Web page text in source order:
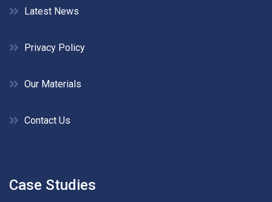
Latest News
Privacy Policy
Our Materials
Contact Us
Case Studies